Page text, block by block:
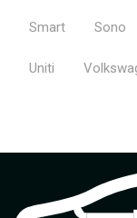
Smart Sono
Uniti